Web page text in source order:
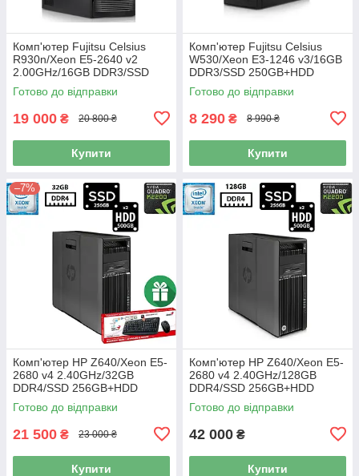
Комп'ютер Fujitsu Celsius
R930n/Xeon E5-2640 v2
2.00GHz/16GB DDR3/SSD
1TB+HDD 1TB/NVIDIA Quadro
K4000 3GB/ATX/800W Б/В
Готово до відправки
19 000 ₴ 20 800 ₴
Купити
Комп'ютер Fujitsu Celsius
W530/Xeon E3-1246 v3/16GB
DDR3/SSD 250GB+HDD
1TB/NVIDIA Quadro 600
1GB/300W/ATX Б/В
Готово до відправки
8 290 ₴ 8 990 ₴
Купити
–7%
Комп'ютер HP Z640/Xeon E5-
2680 v4 2.40GHz/32GB
DDR4/SSD 256GB+HDD
1TB/NVIDIA Quadro K2200
4GB/925W Б/В + Подарунок
Готово до відправки
21 500 ₴ 23 000 ₴
Купити
Комп'ютер HP Z640/Xeon E5-
2680 v4 2.40GHz/128GB
DDR4/SSD 256GB+HDD
1TB/NVIDIA Quadro K2200
4GB/925W Б/В
Готово до відправки
42 000 ₴
Купити